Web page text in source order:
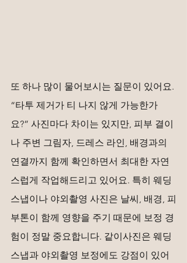
또 하나 많이 물어보시는 질문이 있어요.
“타투 제거가 티 나지 않게 가능한가
요?” 사진마다 차이는 있지만, 피부 결이
나 주변 그림자, 드레스 라인, 배경과의
연결까지 함께 확인하면서 최대한 자연
스럽게 작업해드리고 있어요. 특히 웨딩
스냅이나 야외촬영 사진은 날씨, 배경, 피
부톤이 함께 영향을 주기 때문에 보정 경
험이 정말 중요합니다. 같이사진은 웨딩
스냅과 야외촬영 보정에도 강점이 있어